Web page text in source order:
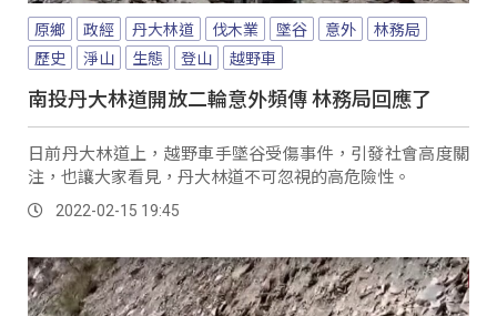
原鄉 政經 丹大林道 伐木業 墜谷 意外
林務局
歷史
淨山 生態 登山 越野車
南投丹大林道開放二輪意外頻傳 林務局回應了
日前丹大林道上，越野車手墜谷受傷事件，引發社會高度關
注，也讓大家看見，丹大林道不可忽視的高危險性。
2022-02-15 19:45